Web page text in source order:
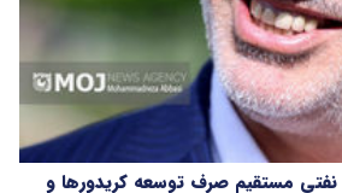
نفتی مستقیم صرف توسعه کریدورها و